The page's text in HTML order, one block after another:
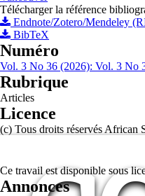
Télécharger la référence
Endnote/Zotero/Mendeley
BibTeX
Numéro
Vol. 3 No 36 (2026): Vol. 3 No
Rubrique
Articles
Licence
(c) Tous droits réservés African
Ce travail est disponible sous
Annonces